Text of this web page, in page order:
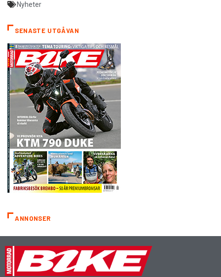
Nyheter
SENASTE UTGÅVAN
ANNONSER